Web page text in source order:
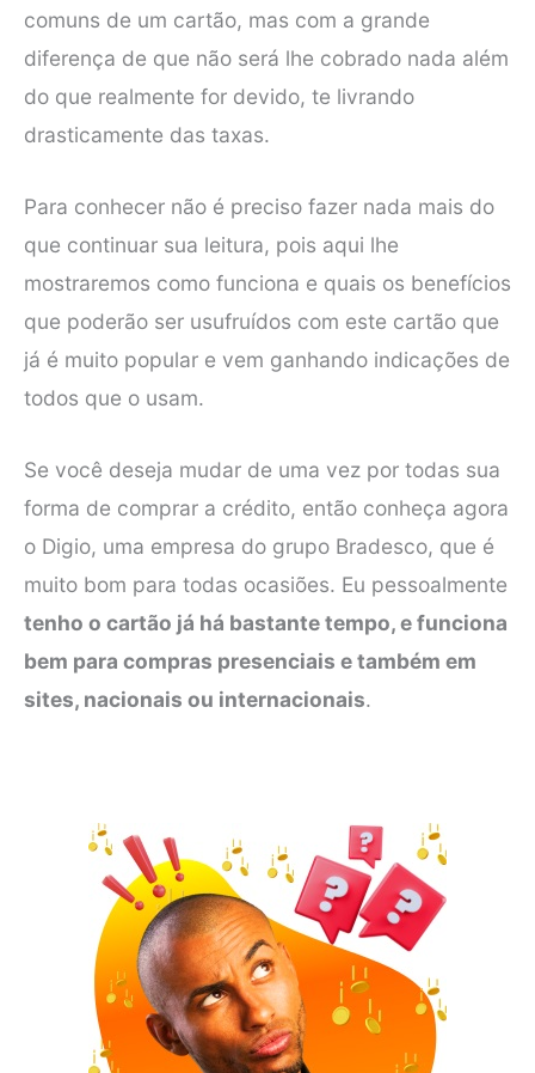
comuns de um cartão, mas com a grande
diferença de que não será lhe cobrado nada além
do que realmente for devido, te livrando
drasticamente das taxas.
Para conhecer não é preciso fazer nada mais do
que continuar sua leitura, pois aqui lhe
mostraremos como funciona e quais os benefícios
que poderão ser usufruídos com este cartão que
já é muito popular e vem ganhando indicações de
todos que o usam.
Se você deseja mudar de uma vez por todas sua
forma de comprar a crédito, então conheça agora
o Digio, uma empresa do grupo Bradesco, que é
muito bom para todas ocasiões. Eu pessoalmente
tenho o cartão já há bastante tempo, e funciona
bem para compras presenciais e também em
sites, nacionais ou internacionais.